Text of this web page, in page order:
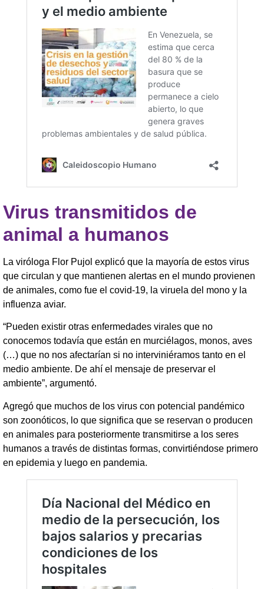
Virus transmitidos de
animal a humanos
La viróloga Flor Pujol explicó que la mayoría de estos virus
que circulan y que mantienen alertas en el mundo provienen
de animales, como fue el covid-19, la viruela del mono y la
influenza aviar.
“Pueden existir otras enfermedades virales que no
conocemos todavía que están en murciélagos, monos, aves
(…) que no nos afectarían si no interviniéramos tanto en el
medio ambiente. De ahí el mensaje de preservar el
ambiente”, argumentó.
Agregó que muchos de los virus con potencial pandémico
son zoonóticos, lo que significa que se reservan o producen
en animales para posteriormente transmitirse a los seres
humanos a través de distintas formas, convirtiéndose primero
en epidemia y luego en pandemia.